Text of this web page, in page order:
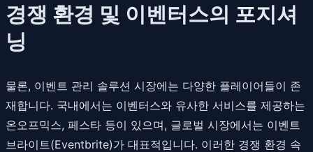
경쟁 환경 및 이벤터스의 포지셔
닝
물론, 이벤트 관리 솔루션 시장에는 다양한 플레이어들이 존
재합니다. 국내에서는 이벤터스와 유사한 서비스를 제공하는
온오프믹스, 페스타 등이 있으며, 글로벌 시장에서는 이벤트
브라이트(Eventbrite)가 대표적입니다. 이러한 경쟁 환경 속